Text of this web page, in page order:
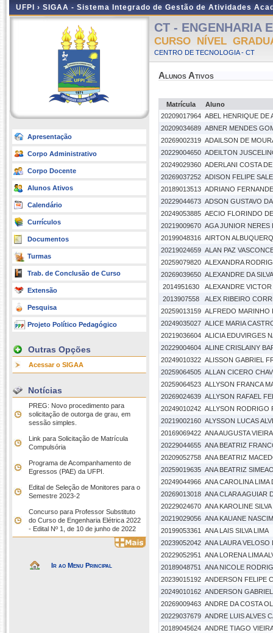
UFPI › SIGAA - Sistema Integrado de Gestão de Atividades
Apresentação
Corpo Administrativo
Corpo Docente
Alunos Ativos
Calendário
Currículos
Documentos
Turmas
Trab. de Conclusão de Curso
Extensão
Pesquisa
Projeto Político Pedagógico
Outras Opções
Acessar o SIGAA
Notícias
PREG: Novo procedimento para
solicitação de outorga de grau, em
sessão simples.
Link para Solicitação de Matrícula
Compulsória
Programa de Acompanhamento de
Egressos (PAE) da UFPI.
Edital de Seleção de Monitores para o
Semestre 2023-2
Concurso para Professor Substituto
do Curso de Engenharia Elétrica 2022
- Edital Nº 1, de 10 de junho de 2022
Ir ao Menu Principal
CT - ENGENHARIA
CURSO NÍVEL
CENTRO DE TECNOLOGIA - CT
Alunos Ativos
Matrícula
Aluno
20209017964 ABEL HENRIQUE DE
20209034689 ABNER MENDES
20269002319 ADAILSON DE
20229004650 ADEILTON
20249029360 ADERLANI COSTA
20269037252 ADISON FELIPE
20189013513 ADRIANO
20229044673 ADSON GUSTAVO DA
20249053885 AECIO FLORINDO
20219009670 AGA JUNIOR NERES
20199048316 AIRTON
20219024659 ALAN PAZ
20259079820 ALEXANDRA
20269039650 ALEXANDRE DA
2014951630
ALEXANDRE
2013907558
ALEX RIBEIRO
20259013159 ALFREDO MARINHO
20249035027 ALICE MARIA
20219036604 ALICIA EDUVIRGES
20229004604 ALINE CRISLAINY
20249010322 ALISSON GABRIEL
20259064505 ALLAN CICERO
20259064523 ALLYSON FRANCA
20269024639 ALLYSON RAFAEL
20249010242 ALLYSON RODRIGO
20219002160 ALYSSON LUCAS
20169069422 ANA AUGUSTA
20229044655 ANA BEATRIZ
20209052758 ANA BEATRIZ
20259019635 ANA BEATRIZ
20249044966 ANA CAROLINA LIMA
20269013018 ANA CLARA AGUIAR
20229024670 ANA KAROLINE
20219029056 ANA KAUANE
20199053361
ANA LAIS SILVA LIMA
20239052042 ANA LAURA VELOSO
20229052951
ANA LORENA LIMA
20189048751
ANA NICOLE
20239015192 ANDERSON FELIPE
20249010162 ANDERSON
20269009463 ANDRE DA COSTA
20229037679 ANDRE LUIS ALVES
20189045624 ANDRE TIAGO